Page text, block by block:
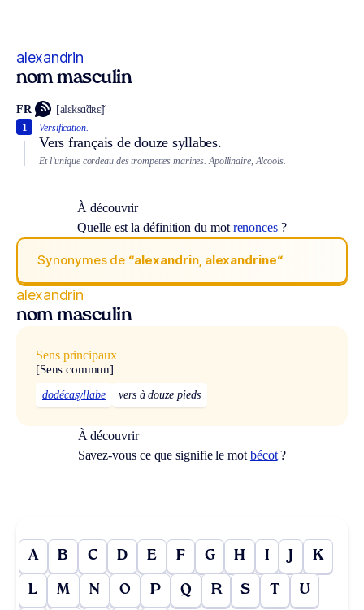
alexandrin
nom masculin
FR [alɛksɑ̃dʀɛ̃]
Versification.
Vers français de douze syllabes.
1
Et l’unique cordeau des trompettes marines. Apollinaire, Alcools.
À découvrir
Quelle est la définition du mot renonces?
Synonymes de “alexandrin, alexandrine“
alexandrin
nom masculin
Sens principaux
[Sens commun]
dodécasyllabe vers à douze pieds
À découvrir
Savez-vous ce que signifie le mot bécot?
A B C D E F G H I J K
L M N O P Q R S T U